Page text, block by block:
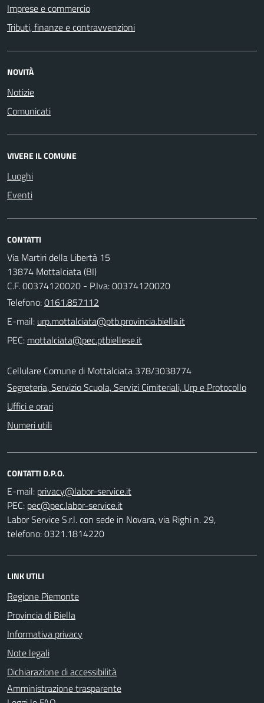
Imprese e commercio
Tributi, finanze e contravvenzioni
NOVITÀ
Notizie
Comunicati
VIVERE IL COMUNE
Luoghi
Eventi
CONTATTI
Via Martiri della Libertà 15
13874 Mottalciata (BI)
C.F. 00374120020 - P.Iva: 00374120020
Telefono:0161.857112
E-mail:
PEC:
Cellulare Comune di Mottalciata 378/3038774
Segreteria, Servizio Scuola, Servizi Cimiteriali, Urp e Protocollo
Uffici e orari
Numeri utili
CONTATTI D.P.O.
E-mail:
PEC:
Labor Service S.r.l. con sede in Novara, via Righi n. 29,
telefono: 0321.1814220
LINK UTILI
Regione Piemonte
Provincia di Biella
Informativa privacy
Note legali
Dichiarazione di accessibilità
Amministrazione trasparente